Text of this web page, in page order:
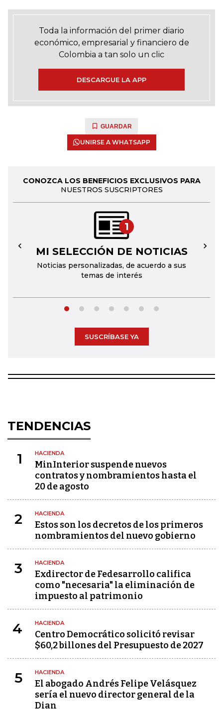
Toda la información del primer diario
económico, empresarial y financiero de
Colombia a tan solo un clic
DESCARGUE LA APP
GUARDAR
UNIRSE A WHATSAPP
CONOZCA LOS BENEFICIOS EXCLUSIVOS PARA
NUESTROS SUSCRIPTORES
1
MI SELECCIÓN DE NOTICIAS
Noticias personalizadas, de acuerdo a sus
temas de interés
← →
SUSCRÍBASE YA
TENDENCIAS
1 HACIENDA
MinInterior suspende nuevos
contratos y nombramientos hasta el
20 de agosto
2 HACIENDA
Estos son los decretos de los primeros
nombramientos del nuevo gobierno
3 HACIENDA
Exdirector de Fedesarrollo califica
como "necesaria" la eliminación de
impuesto al patrimonio
4 HACIENDA
Centro Democrático solicitó revisar
$60,2 billones del Presupuesto de 2027
5 HACIENDA
El abogado Andrés Felipe Velásquez
sería el nuevo director general de la
Dian